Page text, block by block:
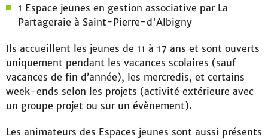
1 Espace jeunes en gestion associative par La
Partageraie à Saint-Pierre-d'Albigny
Ils accueillent les jeunes de 11 à 17 ans et sont ouverts
uniquement pendant les vacances scolaires (sauf
vacances de fin d’année), les mercredis, et certains
week-ends selon les projets (activité extérieure avec
un groupe projet ou sur un évènement).
Les animateurs des Espaces jeunes sont aussi présents